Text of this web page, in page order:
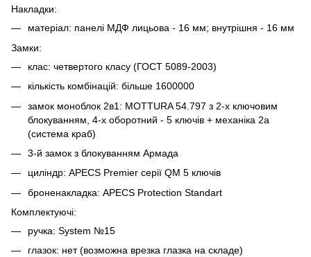
Накладки:
матеріал: панелі МДФ лицьова - 16 мм; внутрішня - 16 мм
Замки:
клас: четвертого класу (ГОСТ 5089-2003)
кількість комбінацій: більше 1600000
замок моноблок 2в1: MOTTURA 54.797 з 2-х ключовим
блокуванням, 4-х оборотний - 5 ключів + механіка 2а
(система краб)
3-й замок з блокуванням Армада
циліндр: APECS Premier серії QM 5 ключів
броненакладка: APECS Protection Standart
Комплектуючі:
ручка: System №15
глазок: нет (возможна врезка глазка на складе)